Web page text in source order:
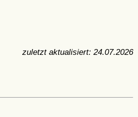
zuletzt aktualisiert: 24.07.2026